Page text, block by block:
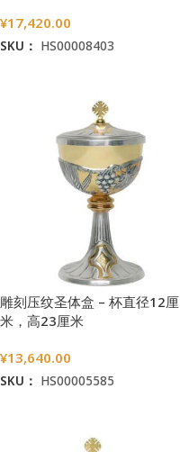
¥17,420.00
SKU： HS00008403
雕刻压纹圣体盒 – 杯直径12厘
米，高23厘米
¥13,640.00
SKU： HS00005585